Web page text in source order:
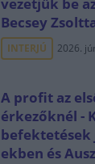
vezetjük be
Becsey
INTERJÚ 2026.
A profit az
érkezőknél -
befektetések
ekben és